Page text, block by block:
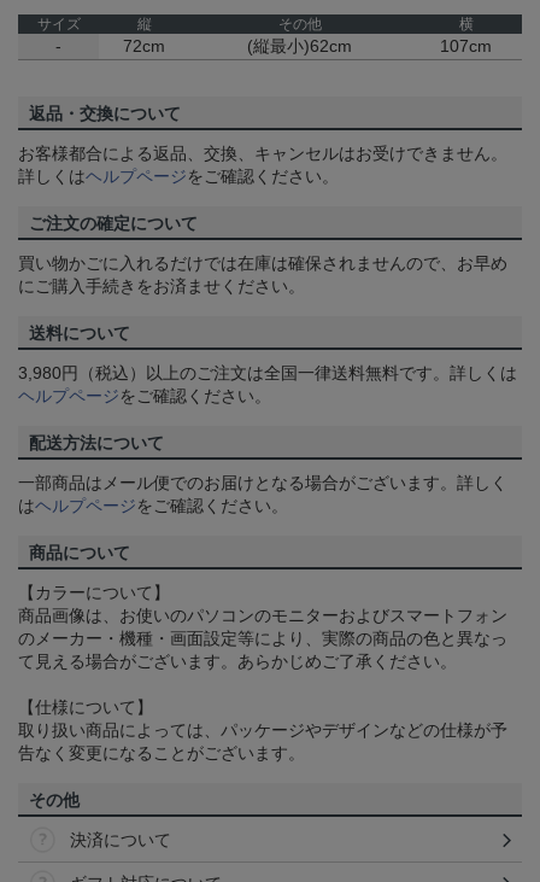
サイズ 縦 その他 横
- 72cm (縦最小)62cm 107cm
返品・交換について
お客様都合による返品、交換、キャンセルはお受けできません。
詳しくはヘルプページをご確認ください。
ご注文の確定について
買い物かごに入れるだけでは在庫は確保されませんので、お早め
にご購入手続きをお済ませください。
送料について
3,980円（税込）以上のご注文は全国一律送料無料です。詳しくは
ヘルプページをご確認ください。
配送方法について
一部商品はメール便でのお届けとなる場合がございます。詳しく
はヘルプページをご確認ください。
商品について
【カラーについて】
商品画像は、お使いのパソコンのモニターおよびスマートフォン
のメーカー・機種・画面設定等により、実際の商品の色と異なっ
て見える場合がございます。あらかじめご了承ください。
【仕様について】
取り扱い商品によっては、パッケージやデザインなどの仕様が予
告なく変更になることがございます。
その他
決済について